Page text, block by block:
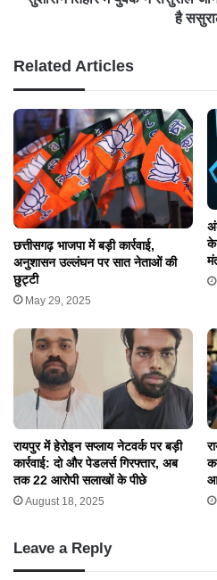
है
Related Articles
छत्तीसगढ़ भाजपा में बड़ी कार्रवाई,
अनुशासन उल्लंघन पर सात नेताओं की
छुट्टी
May 29, 2025
के
रायपुर में हेरोइन सप्लाय नेटवर्क पर बड़ी
कार्रवाई: दो और पेडलर्स गिरफ्तार, अब
तक 22 आरोपी सलाखों के पीछे
August 18, 2025
Leave a Reply